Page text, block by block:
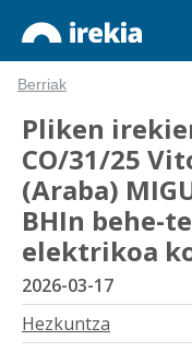
Berriak
Pliken
CO/31/25
(Araba)
BHIn behe-
elektrikoa
2026-03-17
Hezkuntza